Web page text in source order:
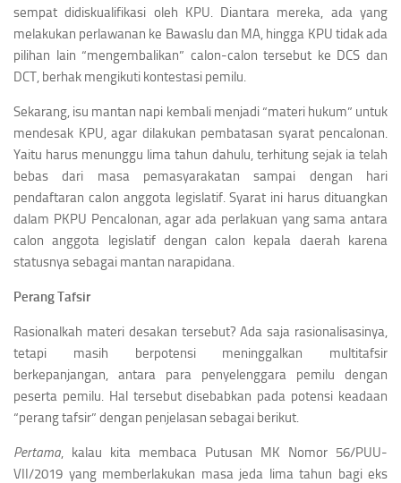
sempat didiskualifikasi oleh KPU. Diantara mereka, ada yang
melakukan perlawanan ke Bawaslu dan MA, hingga KPU tidak ada
pilihan lain “mengembalikan” calon-calon tersebut ke DCS dan
DCT, berhak mengikuti kontestasi pemilu.
Sekarang, isu mantan napi kembali menjadi “materi hukum” untuk
mendesak KPU, agar dilakukan pembatasan syarat pencalonan.
Yaitu harus menunggu lima tahun dahulu, terhitung sejak ia telah
bebas dari masa pemasyarakatan sampai dengan hari
pendaftaran calon anggota legislatif. Syarat ini harus dituangkan
dalam PKPU Pencalonan, agar ada perlakuan yang sama antara
calon anggota legislatif dengan calon kepala daerah karena
statusnya sebagai mantan narapidana.
Perang Tafsir
Rasionalkah materi desakan tersebut? Ada saja rasionalisasinya,
tetapi masih berpotensi meninggalkan multitafsir
berkepanjangan, antara para penyelenggara pemilu dengan
peserta pemilu. Hal tersebut disebabkan pada potensi keadaan
“perang tafsir” dengan penjelasan sebagai berikut.
Pertama, kalau kita membaca Putusan MK Nomor 56/PUU-
VII/2019 yang memberlakukan masa jeda lima tahun bagi eks